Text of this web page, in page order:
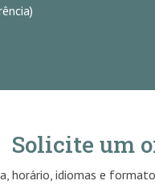
Solicite um
horário, idiomas e